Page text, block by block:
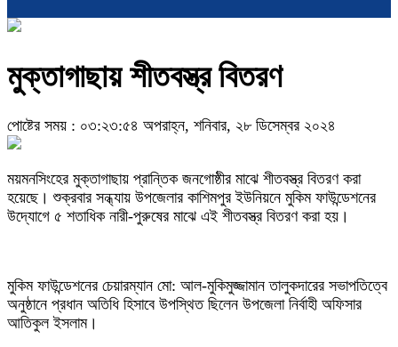
মুক্তাগাছায় শীতবস্ত্র বিতরণ
পোষ্টের সময় : ০৩:২৩:৫৪ অপরাহ্ন, শনিবার, ২৮ ডিসেম্বর ২০২৪
ময়মনসিংহের মুক্তাগাছায় প্রান্তিক জনগোষ্ঠীর মাঝে শীতবস্ত্র বিতরণ করা
হয়েছে। শুক্রবার সন্ধ্যায় উপজেলার কাশিমপুর ইউনিয়নে মুকিম ফাউন্ডেশনের
উদ্যোগে ৫ শতাধিক নারী-পুরুষের মাঝে এই শীতবস্ত্র বিতরণ করা হয়।
মুকিম ফাউন্ডেশনের চেয়ারম্যান মো: আল-মুকিমুজ্জামান তালুকদারের সভাপতিত্বে
অনুষ্ঠানে প্রধান অতিধি হিসাবে উপস্থিত ছিলেন উপজেলা নির্বাহী অফিসার
আতিকুল ইসলাম।